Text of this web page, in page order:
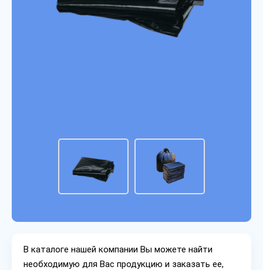
В каталоге нашей компании Вы можете найти
необходимую для Вас продукцию и заказать ее,